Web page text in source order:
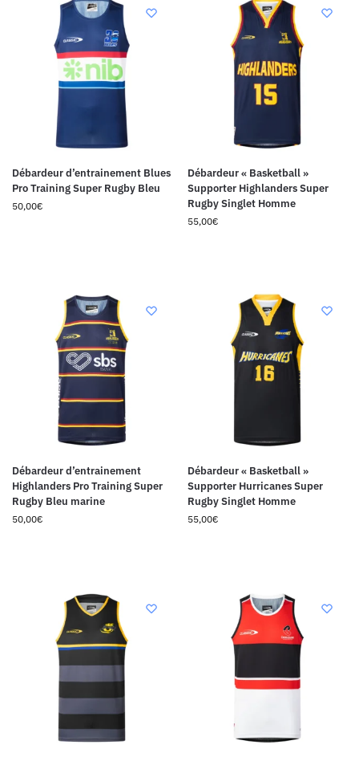
Débardeur d’entrainement Blues
Pro Training Super Rugby Bleu
50,00€
Débardeur « Basketball »
Supporter Highlanders Super
Rugby Singlet Homme
55,00€
Débardeur d’entrainement
Highlanders Pro Training Super
Rugby Bleu marine
50,00€
Débardeur « Basketball »
Supporter Hurricanes Super
Rugby Singlet Homme
55,00€